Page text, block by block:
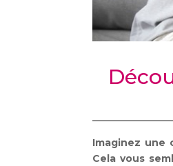
Imaginez une
Cela vous